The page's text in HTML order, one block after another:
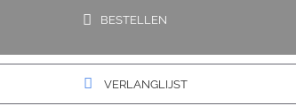
BESTELLEN
VERLANGLIJST